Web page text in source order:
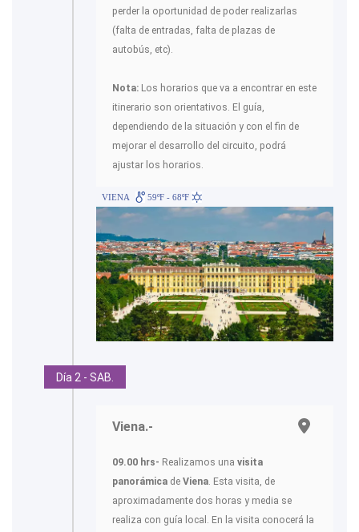
perder la oportunidad de poder realizarlas
(falta de entradas, falta de plazas de
autobús, etc).
Nota: Los horarios que va a encontrar en este
itinerario son orientativos. El guía,
dependiendo de la situación y con el fin de
mejorar el desarrollo del circuito, podrá
ajustar los horarios.
VIENA 59ºF - 68ºF
Día 2 - SAB.
Viena.-
09.00 hrs- Realizamos una visita
panorámica de Viena. Esta visita, de
aproximadamente dos horas y media se
realiza con guía local. En la visita conocerá la